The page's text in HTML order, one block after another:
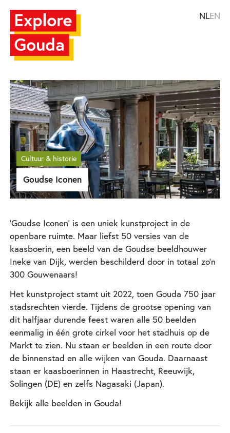
NLEN
Cultuur & historie
Goudse Iconen
'Goudse Iconen' is een uniek kunstproject in de
openbare ruimte. Maar liefst 50 versies van de
kaasboerin, een beeld van de Goudse beeldhouwer
Ineke van Dijk, werden beschilderd door in totaal zo'n
300 Gouwenaars!
Het kunstproject stamt uit 2022, toen Gouda 750 jaar
stadsrechten vierde. Tijdens de grootse opening van
dit halfjaar durende feest waren alle 50 beelden
eenmalig in één grote cirkel voor het stadhuis op de
Markt te zien. Nu staan er beelden in een route door
de binnenstad en alle wijken van Gouda. Daarnaast
staan er kaasboerinnen in Haastrecht, Reeuwijk,
Solingen (DE) en zelfs Nagasaki (Japan).
Bekijk alle beelden in Gouda!